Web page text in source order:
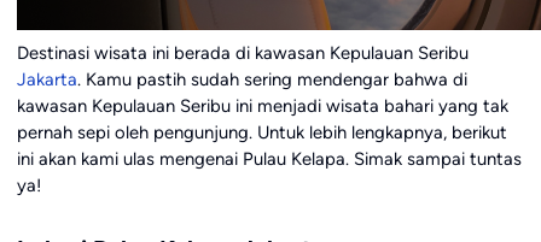
Destinasi wisata ini berada di kawasan Kepulauan Seribu
Jakarta. Kamu pastih sudah sering mendengar bahwa di
kawasan Kepulauan Seribu ini menjadi wisata bahari yang tak
pernah sepi oleh pengunjung. Untuk lebih lengkapnya, berikut
ini akan kami ulas mengenai Pulau Kelapa. Simak sampai tuntas
ya!